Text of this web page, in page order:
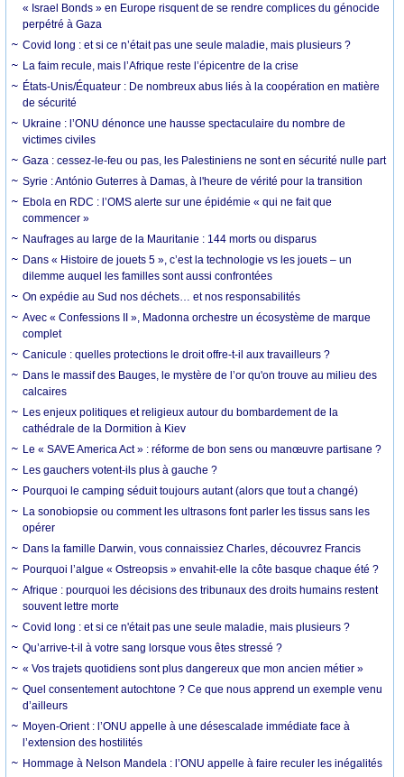
« Israel Bonds » en Europe risquent de se rendre complices du génocide
perpétré à Gaza
Covid long : et si ce n’était pas une seule maladie, mais plusieurs ?
La faim recule, mais l’Afrique reste l’épicentre de la crise
États-Unis/Équateur : De nombreux abus liés à la coopération en matière
de sécurité
Ukraine : l’ONU dénonce une hausse spectaculaire du nombre de
victimes civiles
Gaza : cessez-le-feu ou pas, les Palestiniens ne sont en sécurité nulle part
Syrie : António Guterres à Damas, à l'heure de vérité pour la transition
Ebola en RDC : l’OMS alerte sur une épidémie « qui ne fait que
commencer »
Naufrages au large de la Mauritanie : 144 morts ou disparus
Dans « Histoire de jouets 5 », c’est la technologie vs les jouets – un
dilemme auquel les familles sont aussi confrontées
On expédie au Sud nos déchets… et nos responsabilités
Avec « Confessions II », Madonna orchestre un écosystème de marque
complet
Canicule : quelles protections le droit offre-t-il aux travailleurs ?
Dans le massif des Bauges, le mystère de l’or qu'on trouve au milieu des
calcaires
Les enjeux politiques et religieux autour du bombardement de la
cathédrale de la Dormition à Kiev
Le « SAVE America Act » : réforme de bon sens ou manœuvre partisane ?
Les gauchers votent-ils plus à gauche ?
Pourquoi le camping séduit toujours autant (alors que tout a changé)
La sonobiopsie ou comment les ultrasons font parler les tissus sans les
opérer
Dans la famille Darwin, vous connaissiez Charles, découvrez Francis
Pourquoi l’algue « Ostreopsis » envahit-elle la côte basque chaque été ?
Afrique : pourquoi les décisions des tribunaux des droits humains restent
souvent lettre morte
Covid long : et si ce n'était pas une seule maladie, mais plusieurs ?
Qu’arrive-t-il à votre sang lorsque vous êtes stressé ?
« Vos trajets quotidiens sont plus dangereux que mon ancien métier »
Quel consentement autochtone ? Ce que nous apprend un exemple venu
d’ailleurs
Moyen-Orient : l’ONU appelle à une désescalade immédiate face à
l’extension des hostilités
Hommage à Nelson Mandela : l’ONU appelle à faire reculer les inégalités